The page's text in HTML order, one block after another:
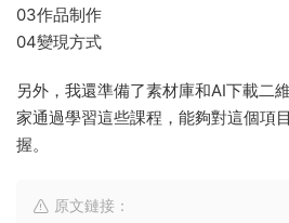
03作品制作
04變現方式
另外，我還準備了素材庫和AI下載二
家通過學習這些課程，能夠對這個項
握。
原文鏈接：